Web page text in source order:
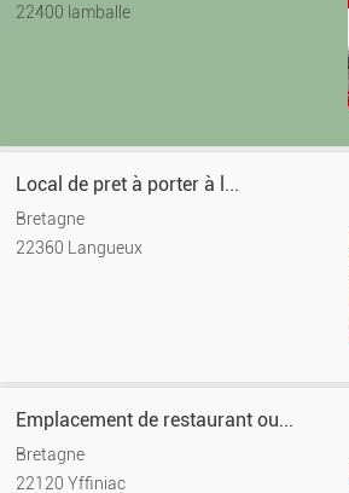
22400 lamballe
Local de pret à porter à l...
Bretagne
22360 Langueux
Emplacement de restaurant ou...
Bretagne
22120 Yffiniac